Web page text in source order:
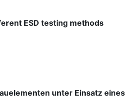
ESD testing methods
unter Einsatz